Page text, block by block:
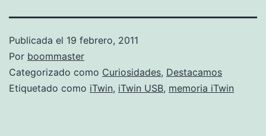
Publicada el 19 febrero, 2011
Por boommaster
Categorizado como Curiosidades, Destacamos
Etiquetado como iTwin, iTwin USB, memoria iTwin